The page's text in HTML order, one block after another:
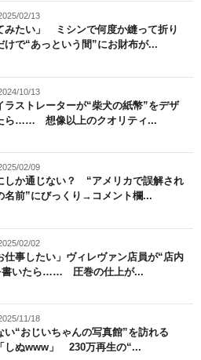
02/13
みたい」 ミシンで何度か縫って折り
けで“あっという間”にお財布が...
10/13
ラストレーターが“柴犬の紙幣”をデザ
ら…… 想像以上のクオリティ...
02/09
しか通じない？ “アメリカで誤解され
名前”にびっくり→コメント欄...
02/02
仕事したい」ヴィレヴァン店員が“店内
書いたら…… 圧巻の仕上が...
11/18
い“おじいちゃんの写真館”を訪れる
ぬwww」 230万再生の“...